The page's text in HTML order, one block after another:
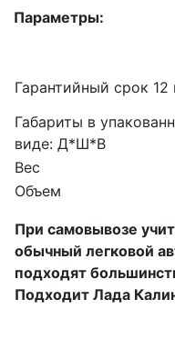
Параметры:
Гарантийный срок 12
Габариты в
виде: Д*Ш*В
Вес
Объем
При самовывозе
обычный легковой
подходят
Подходит Лада